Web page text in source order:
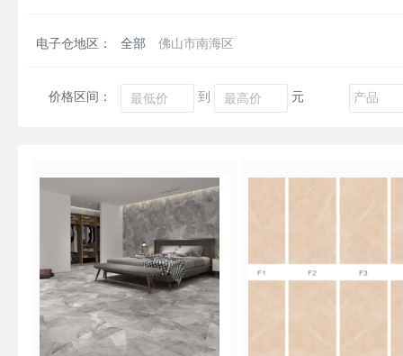
电子仓地区： 全部 佛山市南海区
价格区间： 到 元